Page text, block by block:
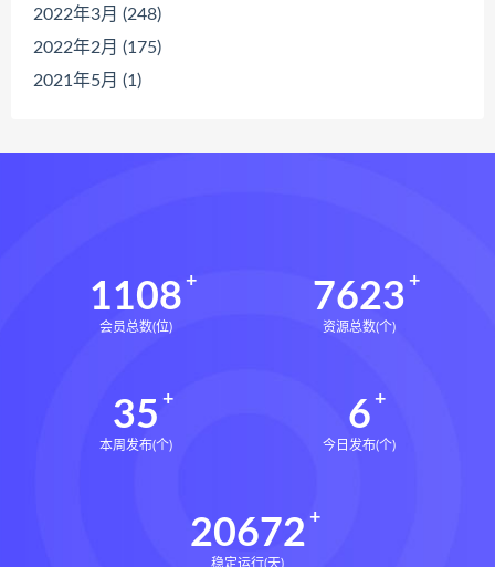
2022年3月 (248)
2022年2月 (175)
2021年5月 (1)
1108
会员总数(位)
7623
资源总数(个)
35
本周发布(个)
6
今日发布(个)
20672
稳定运行(天)